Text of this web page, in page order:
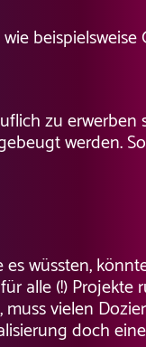
zu erwerben
werden.
wüssten,
alle (!) Projekte
vielen
doch eine